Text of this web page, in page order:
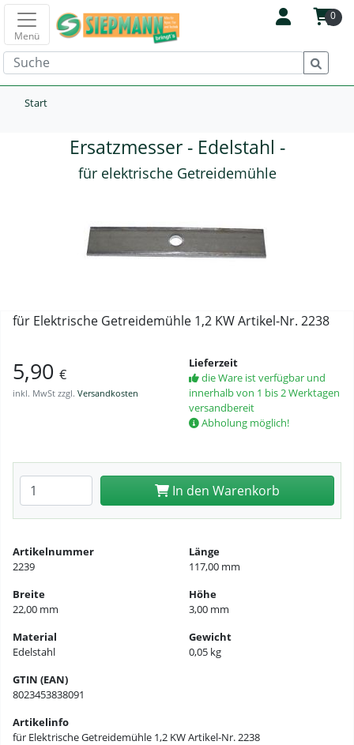
0
Menü
Start
Ersatzmesser - Edelstahl -
für elektrische Getreidemühle
für Elektrische Getreidemühle 1,2 KW Artikel-Nr. 2238
5,90 €
inkl. MwSt zzgl. Versandkosten
Lieferzeit
die Ware ist verfügbar und
innerhalb von 1 bis 2 Werktagen
versandbereit
Abholung möglich!
Anzahl eingeben In den Warenkorb
Artikelnummer
2239
Länge
117,00 mm
Breite
22,00 mm
Höhe
3,00 mm
Material
Edelstahl
Gewicht
0,05 kg
GTIN (EAN)
8023453838091
Artikelinfo
für Elektrische Getreidemühle 1,2 KW Artikel-Nr. 2238